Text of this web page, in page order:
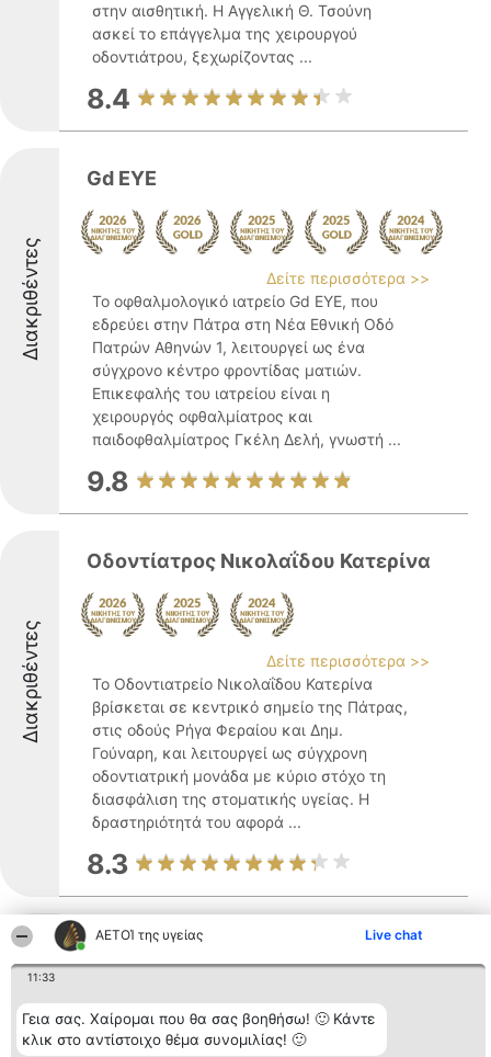
ΑΕΤΟΊ της υγείας Live chat
11:33
Γεια σας. Χαίρομαι που θα σας βοηθήσω! 🙂 Κάντε
κλικ στο αντίστοιχο θέμα συνομιλίας! 🙂
στην αισθητική. Η Αγγελική Θ. Τσούνη
ασκεί το επάγγελμα της χειρουργού
οδοντιάτρου, ξεχωρίζοντας ...
8.4
Διακριθέντες
Gd EYE
Δείτε περισσότερα >>
Το οφθαλμολογικό ιατρείο Gd EYE, που
εδρεύει στην Πάτρα στη Νέα Εθνική Οδό
Πατρών Αθηνών 1, λειτουργεί ως ένα
σύγχρονο κέντρο φροντίδας ματιών.
Επικεφαλής του ιατρείου είναι η
χειρουργός οφθαλμίατρος και
παιδοφθαλμίατρος Γκέλη Δελή, γνωστή ...
9.8
Διακριθέντες
Οδοντίατρος Νικολαΐδου Κατερίνα
Δείτε περισσότερα >>
Το Οδοντιατρείο Νικολαΐδου Κατερίνα
βρίσκεται σε κεντρικό σημείο της Πάτρας,
στις οδούς Ρήγα Φεραίου και Δημ.
Γούναρη, και λειτουργεί ως σύγχρονη
οδοντιατρική μονάδα με κύριο στόχο τη
διασφάλιση της στοματικής υγείας. Η
δραστηριότητά του αφορά ...
8.3
Συναίσθηση Πάτρας-Κέντρο
Ειδικών Θεραπειών